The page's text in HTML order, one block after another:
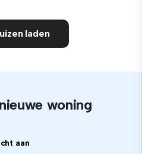
laden
woning
aan